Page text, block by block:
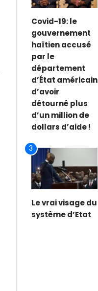
Covid-19: le
gouvernement
haïtien accusé
par le
département
d’État américain
d’avoir
détourné plus
d’un million de
dollars d’aide !
3
Le vrai visage du
système d’Etat